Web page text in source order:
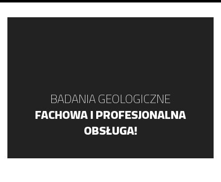
BADANIA GEOLOGICZNE
FACHOWA I PROFESJONALNA
OBSŁUGA!